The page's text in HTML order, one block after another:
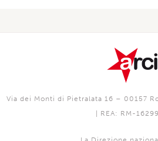
Via dei Monti di Pietralata 16 – 00157
| REA: RM-